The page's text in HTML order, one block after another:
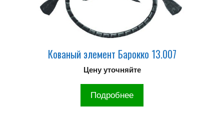
Кованый элемент Барокко 13.007
Цену уточняйте
Подробнее